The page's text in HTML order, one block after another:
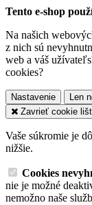
Tento e-shop
Na našich
z nich sú
web a váš
cookies?
Nastavenie Len
Zavrieť cookie
Vaše súkromie je
nižšie.
Cookies
nie je možné
nemožno naše